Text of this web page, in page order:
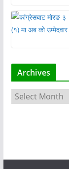
Archives
r